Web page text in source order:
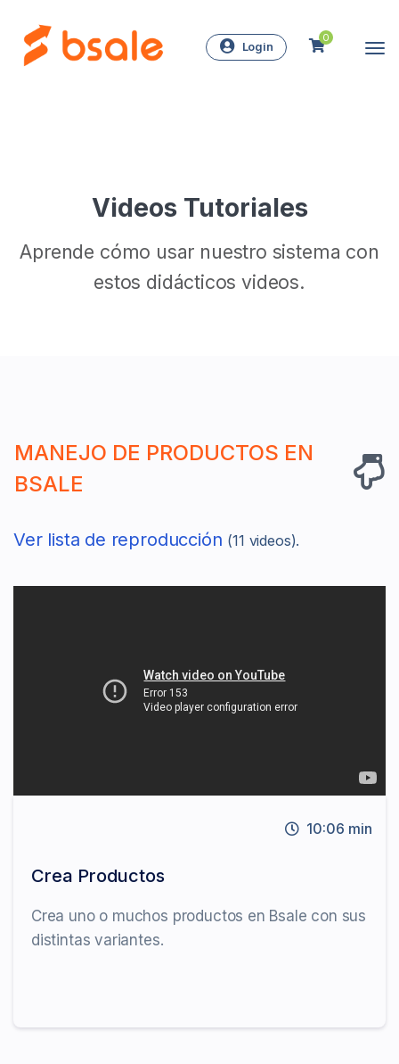
Login
0
Videos Tutoriales
Aprende cómo usar nuestro sistema con
estos didácticos videos.
MANEJO DE PRODUCTOS EN
BSALE
Ver lista de reproducción (11 videos).
10:06 min
Crea Productos
Crea uno o muchos productos en Bsale con sus
distintas variantes.